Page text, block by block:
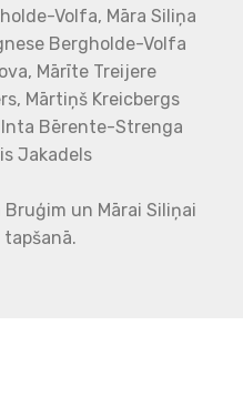
Volfa, Māra Siliņa
Bergholde-Volfa
Mārīte Treijere
Mārtiņš Kreicbergs
Bērente-Strenga
Jakadels
Bruģim un Mārai Siliņai